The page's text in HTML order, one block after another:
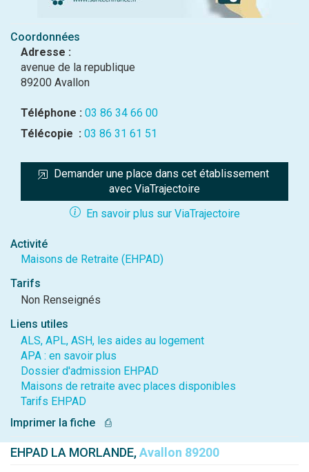
Coordonnées
Adresse :
avenue de la republique
89200 Avallon
Téléphone : 03 86 34 66 00
Télécopie : 03 86 31 61 51
Demander une place dans cet établissement
avec ViaTrajectoire
En savoir plus sur ViaTrajectoire
Activité
Maisons de Retraite (EHPAD)
Tarifs
Non Renseignés
Liens utiles
ALS, APL, ASH, les aides au logement
APA : en savoir plus
Dossier d'admission EHPAD
Maisons de retraite avec places disponibles
Tarifs EHPAD
Imprimer la fiche
⎙
EHPAD LA MORLANDE,Avallon 89200